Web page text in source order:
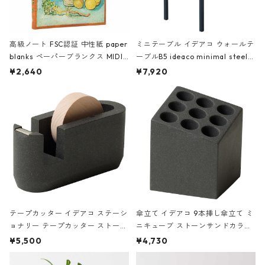
高級ノート FSC認証 中性紙 paper
blanks ペーパーブランクス MIDI
ハードカバー 罫線 ヴァン・ゴッホ
¥2,640
ミニテーブル イデアコ ウォールテ
ーブルB5 ideaco minimal steel f
urniture WALL Table B5 ネイビー
¥7,920
テープカッター イデアコ ステーシ
ョナリー テープカッター ストーン
サンドカラー 石調 ideaco Station
¥5,500
傘立て イデアコ 9本挿し傘立て ミ
ニキューブ ストーンサンドカラー
石調 ideaco Umbrella Stand CUB
E ストーンサンドブラック
¥4,730